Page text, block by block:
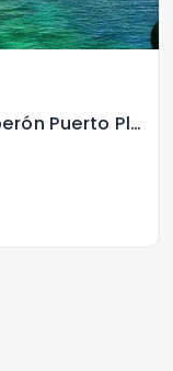
Solar Turístico en Venta en Luperón Puerto Plata